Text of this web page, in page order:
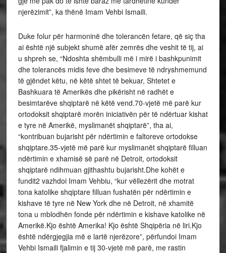
njerëzimit”, ka thënë Imam Vehbi Ismaili.
Duke folur për harmoninë dhe tolerancën fetare, që siç tha
ai është një subjekt shumë afër zemrës dhe veshit të tij, ai
u shpreh se, “Ndoshta shëmbulli më i mirë i bashkpunimit
dhe tolerancës midis feve dhe besimeve të ndryshmemund
të gjëndet këtu, në këtë shtet të bekuar, Shtetet e
Bashkuara të Amerikës dhe pikërisht në radhët e
besimtarëve shqiptarë në këtë vend.70-vjetë më parë kur
ortodoksit shqiptarë morën iniciativën për të ndërtuar kishat
e tyre në Amerikë, myslimanët shqiptarë”, tha ai,
“kontribuan bujarisht për ndërtimin e faltoreve ortodokse
shqiptare.35-vjetë më parë kur myslimanët shqiptarë filluan
ndërtimin e xhamisë së parë në Detroit, ortodoksit
shqiptarë ndihmuan gjithashtu bujarisht.Dhe kohët e
fundit2 vazhdoi Imam Vehbiu, “kur vëllezërit dhe motrat
tona katolike shqiptare filluan fushatën për ndërtimin e
kishave të tyre në New York dhe në Detroit, në xhamitë
tona u mblodhën fonde për ndërtimin e kishave katolike në
Amerikë.Kjo është Amerika! Kjo është Shqipëria në liri.Kjo
është ndërgjegjia më e lartë njerëzore”, përfundoi Imam
Vehbi Ismaili fjalimin e tij 30-vjetë më parë, me rastin